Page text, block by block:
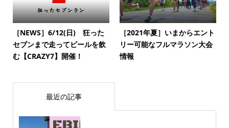
［NEWS］6/12(日) 狂った
セブンまで走ってビールを飲
む【CRAZY7】開催！
［2021年夏］いまからエント
リー可能なフルマラソン大会
情報
最近の記事